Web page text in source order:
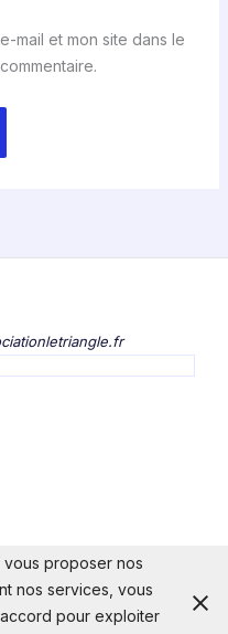
mail et mon site dans le
proposer nos
nos services, vous
pour exploiter